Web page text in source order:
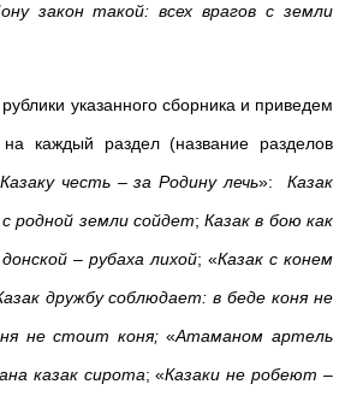
закон такой: всех врагов с земли
указанного сборника и приведем
каждый раздел (название разделов
Казаку честь – за Родину лечь»:Казак
родной земли сойдет;Казак в бою как
– рубаха лихой; «Казак с конем
дружбу соблюдает: в беде коня не
не стоит коня;«Атаманом артель
казак сирота; «Казаки не робеют –